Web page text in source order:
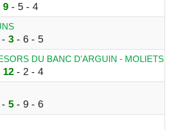
9- 5 - 4
3- 6 - 5
DU BANC D'ARGUIN - MOLIETS
12- 2 - 4
5- 9 - 6